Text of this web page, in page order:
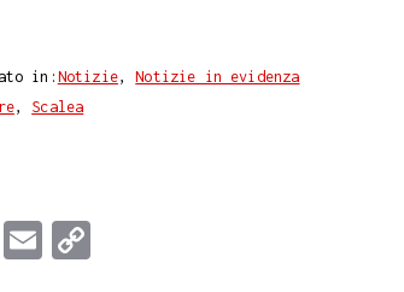
in:Notizie,Notizie in evidenza
, Scalea
T
E